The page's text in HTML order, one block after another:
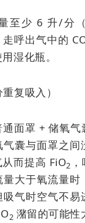
至少 6 升/分
呼出气中的
湿化瓶。
复吸入）
面罩 + 储氧气
囊与面罩之
而提高 FiO2
大于氧流量时
气时空气不易
2 潴留的可能性